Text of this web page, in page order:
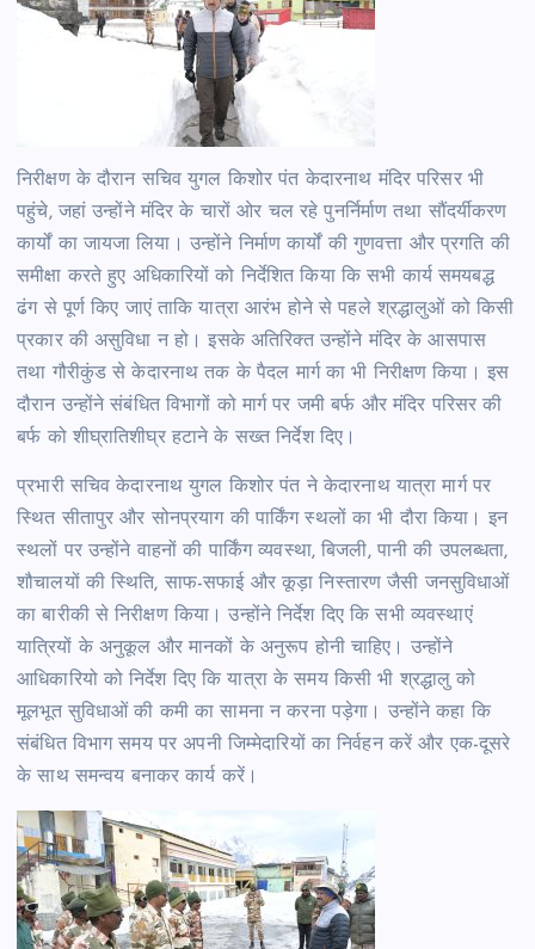
निरीक्षण के दौरान सचिव युगल किशोर पंत केदारनाथ मंदिर परिसर भी
पहुंचे, जहां उन्होंने मंदिर के चारों ओर चल रहे पुनर्निर्माण तथा सौंदर्यीकरण
कार्यों का जायजा लिया। उन्होंने निर्माण कार्यों की गुणवत्ता और प्रगति की
समीक्षा करते हुए अधिकारियों को निर्देशित किया कि सभी कार्य समयबद्ध
ढंग से पूर्ण किए जाएं ताकि यात्रा आरंभ होने से पहले श्रद्धालुओं को किसी
प्रकार की असुविधा न हो। इसके अतिरिक्त उन्होंने मंदिर के आसपास
तथा गौरीकुंड से केदारनाथ तक के पैदल मार्ग का भी निरीक्षण किया। इस
दौरान उन्होंने संबंधित विभागों को मार्ग पर जमी बर्फ और मंदिर परिसर की
बर्फ को शीघ्रातिशीघ्र हटाने के सख्त निर्देश दिए।
प्रभारी सचिव केदारनाथ युगल किशोर पंत ने केदारनाथ यात्रा मार्ग पर
स्थित सीतापुर और सोनप्रयाग की पार्किंग स्थलों का भी दौरा किया। इन
स्थलों पर उन्होंने वाहनों की पार्किंग व्यवस्था, बिजली, पानी की उपलब्धता,
शौचालयों की स्थिति, साफ-सफाई और कूड़ा निस्तारण जैसी जनसुविधाओं
का बारीकी से निरीक्षण किया। उन्होंने निर्देश दिए कि सभी व्यवस्थाएं
यात्रियों के अनुकूल और मानकों के अनुरूप होनी चाहिए। उन्होंने
आधिकारियो को निर्देश दिए कि यात्रा के समय किसी भी श्रद्धालु को
मूलभूत सुविधाओं की कमी का सामना न करना पड़ेगा। उन्होंने कहा कि
संबंधित विभाग समय पर अपनी जिम्मेदारियों का निर्वहन करें और एक-दूसरे
के साथ समन्वय बनाकर कार्य करें।